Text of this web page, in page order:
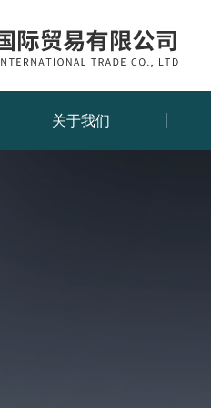
关于我们